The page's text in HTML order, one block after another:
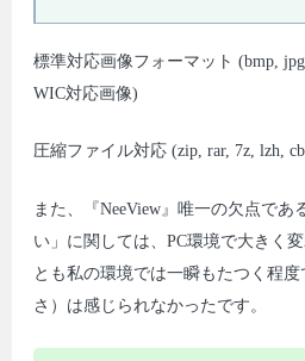
標準対応画像フォーマット (bmp,
WIC対応画像)
圧縮ファイル対応 (zip, rar, 7z, lzh,
また、『NeeView』唯一の欠点であ
い」に関しては、PC環境で大きく
とも私の環境では一瞬もたつく程
さ）は感じられなかったです。